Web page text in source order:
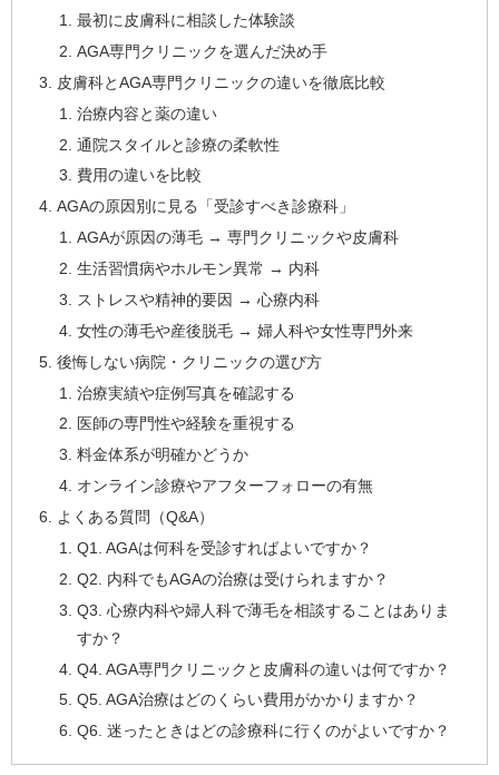
最初に皮膚科に相談した体験談
AGA専門クリニックを選んだ決め手
皮膚科とAGA専門クリニックの違いを徹底比較
治療内容と薬の違い
通院スタイルと診療の柔軟性
費用の違いを比較
AGAの原因別に見る「受診すべき診療科」
AGAが原因の薄毛 → 専門クリニックや皮膚科
生活習慣病やホルモン異常 → 内科
ストレスや精神的要因 → 心療内科
女性の薄毛や産後脱毛 → 婦人科や女性専門外来
後悔しない病院・クリニックの選び方
治療実績や症例写真を確認する
医師の専門性や経験を重視する
料金体系が明確かどうか
オンライン診療やアフターフォローの有無
よくある質問（Q&A）
Q1. AGAは何科を受診すればよいですか？
Q2. 内科でもAGAの治療は受けられますか？
Q3. 心療内科や婦人科で薄毛を相談することはありま
すか？
Q4. AGA専門クリニックと皮膚科の違いは何ですか？
Q5. AGA治療はどのくらい費用がかかりますか？
Q6. 迷ったときはどの診療科に行くのがよいですか？